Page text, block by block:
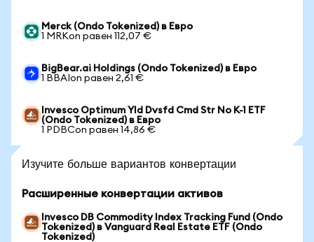
Merck (Ondo Tokenized) в Евро
1 MRKon равен 112,07 €
BigBear.ai Holdings (Ondo Tokenized) в Евро
1 BBAIon равен 2,61 €
Invesco Optimum Yld Dvsfd Cmd Str No K-1 ETF
(Ondo Tokenized) в Евро
1 PDBCon равен 14,86 €
Изучите больше вариантов конвертации
Расширенные конвертации активов
Invesco DB Commodity Index Tracking Fund (Ondo
Tokenized) в Vanguard Real Estate ETF (Ondo
Tokenized)